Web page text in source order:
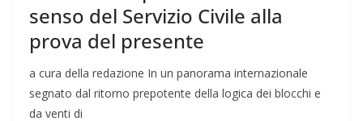
senso del Servizio Civile alla
prova del presente
a cura della redazione In un panorama internazionale
segnato dal ritorno prepotente della logica dei blocchi e
da venti di